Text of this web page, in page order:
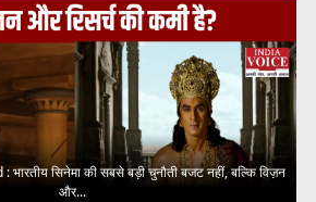
सिनेमा की सबसे बड़ी चुनौती बजट नहीं, बल्कि विज़न
और...